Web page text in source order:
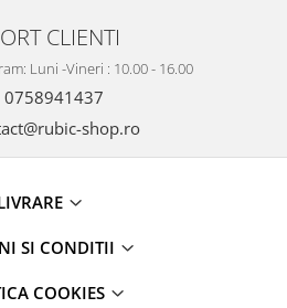
CLIENTI
Luni -Vineri : 10.00 - 16.00
0758941437
shop.ro
SI CONDITII
COOKIES